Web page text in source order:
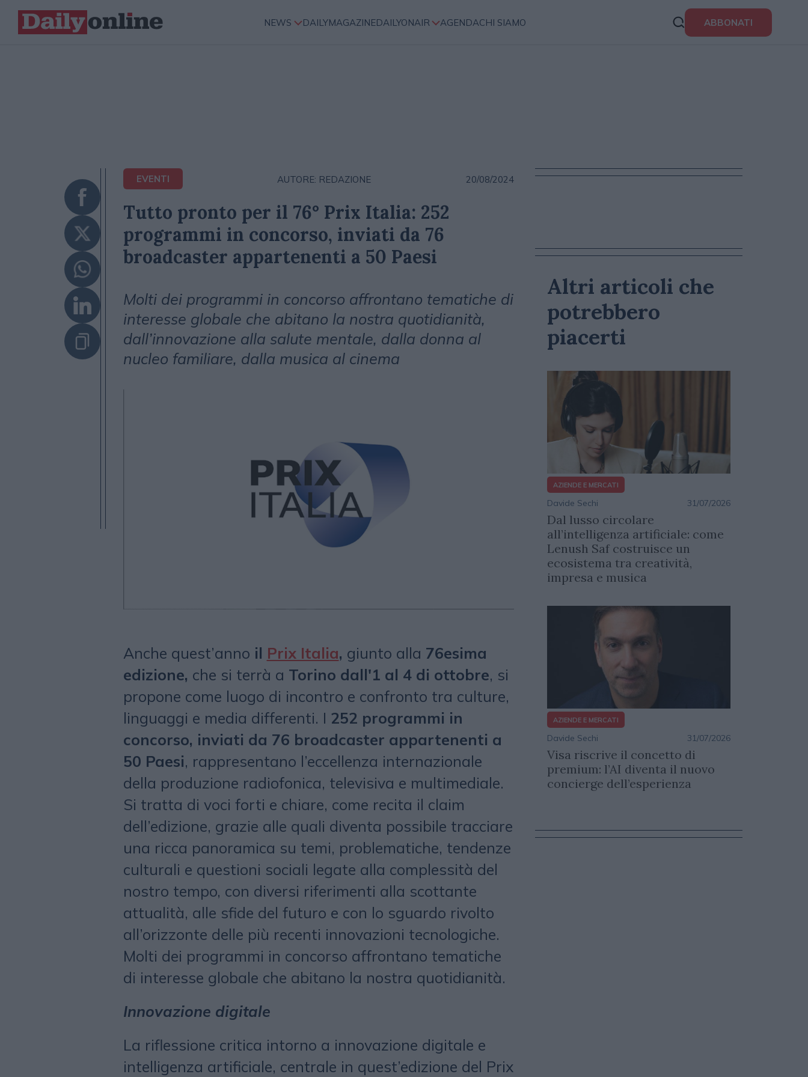
NEWS DAILYMAGAZINEDAILYONAIR AGENDACHI SIAMO ABBONATI
EVENTI AUTORE: REDAZIONE 20/08/2024
Tutto pronto per il 76° Prix Italia: 252
programmi in concorso, inviati da 76
broadcaster appartenenti a 50 Paesi
Molti dei programmi in concorso affrontano tematiche di
interesse globale che abitano la nostra quotidianità,
dall’innovazione alla salute mentale, dalla donna al
nucleo familiare, dalla musica al cinema
Anche quest’anno il Prix Italia, giunto alla 76esima
edizione, che si terrà a Torino dall'1 al 4 di ottobre, si
propone come luogo di incontro e confronto tra culture,
linguaggi e media differenti. I 252 programmi in
concorso, inviati da 76 broadcaster appartenenti a
50 Paesi, rappresentano l’eccellenza internazionale
della produzione radiofonica, televisiva e multimediale.
Si tratta di voci forti e chiare, come recita il claim
dell’edizione, grazie alle quali diventa possibile tracciare
una ricca panoramica su temi, problematiche, tendenze
culturali e questioni sociali legate alla complessità del
nostro tempo, con diversi riferimenti alla scottante
attualità, alle sfide del futuro e con lo sguardo rivolto
all’orizzonte delle più recenti innovazioni tecnologiche.
Molti dei programmi in concorso affrontano tematiche
di interesse globale che abitano la nostra quotidianità.
Innovazione digitale
La riflessione critica intorno a innovazione digitale e
intelligenza artificiale, centrale in quest’edizione del Prix
Altri articoli che
potrebbero
piacerti
AZIENDE E MERCATI
Davide Sechi 31/07/2026
Dal lusso circolare
all’intelligenza artificiale: come
Lenush Saf costruisce un
ecosistema tra creatività,
impresa e musica
AZIENDE E MERCATI
Davide Sechi 31/07/2026
Visa riscrive il concetto di
premium: l’AI diventa il nuovo
concierge dell’esperienza